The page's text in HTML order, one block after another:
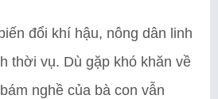
đổi khí hậu, nông dân linh
thời vụ. Dù gặp khó khăn về
nghề của bà con vẫn